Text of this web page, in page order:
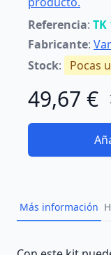
Referencia: TK
Fabricante:
Stock: Pocas
49,67 €
Más información
Description